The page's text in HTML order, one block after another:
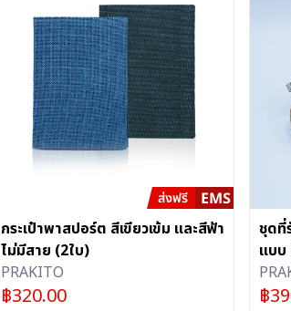
กระเป๋าพาสปอร์ต สีเขียวเข้ม และสีฟ้า
ไม่มีสาย (2ใบ)
PRAKITO
฿320.00
ชุดที่
แบบ
฿